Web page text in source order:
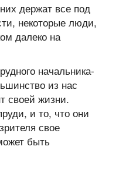
держат все под
некоторые люди,
далеко на
начальника-
из нас
своей жизни.
и то, что они
свое
быть